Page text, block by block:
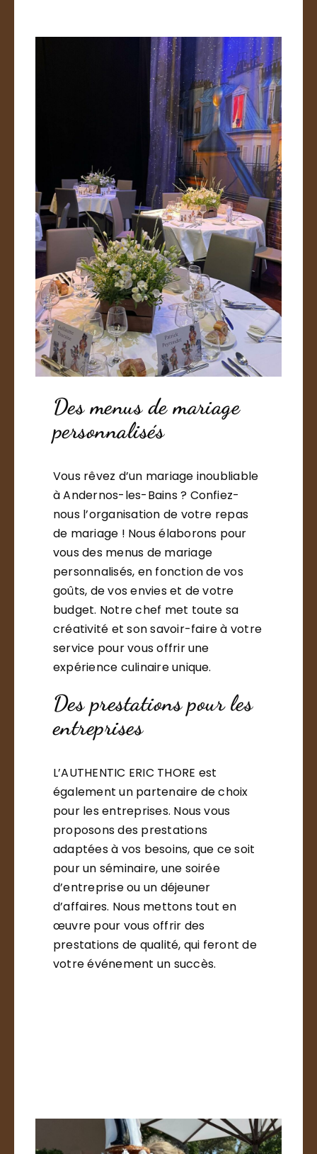
Des menus de mariage
personnalisés
Vous rêvez d’un mariage inoubliable
à Andernos-les-Bains ? Confiez-
nous l’organisation de votre repas
de mariage ! Nous élaborons pour
vous des menus de mariage
personnalisés, en fonction de vos
goûts, de vos envies et de votre
budget. Notre chef met toute sa
créativité et son savoir-faire à votre
service pour vous offrir une
expérience culinaire unique.
Des prestations pour les
entreprises
L’AUTHENTIC ERIC THORE est
également un partenaire de choix
pour les entreprises. Nous vous
proposons des prestations
adaptées à vos besoins, que ce soit
pour un séminaire, une soirée
d’entreprise ou un déjeuner
d’affaires. Nous mettons tout en
œuvre pour vous offrir des
prestations de qualité, qui feront de
votre événement un succès.